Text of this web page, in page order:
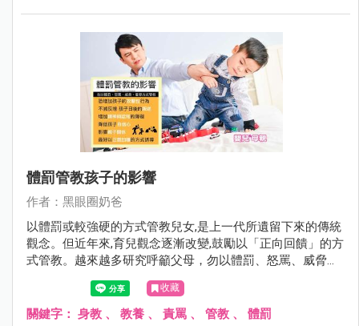
體罰管教孩子的影響
作者：黑眼圈奶爸
以體罰或較強硬的方式管教兒女,是上一代所遺留下來的傳統
觀念。但近年來,育兒觀念逐漸改變,鼓勵以「正向回饋」的方
式管教。越來越多研究呼籲父母，勿以體罰、怒罵、威脅、
羞辱方式管教孩子。
收藏
關鍵字： 身教 、 教養 、 責罵 、 管教 、 體罰